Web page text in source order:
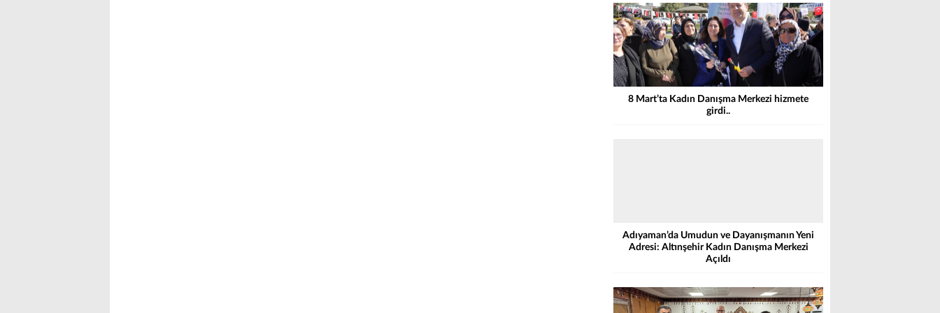
8 Mart’ta Kadın Danışma Merkezi hizmete
girdi..
Adıyaman’da Umudun ve Dayanışmanın Yeni
Adresi: Altınşehir Kadın Danışma Merkezi
Açıldı